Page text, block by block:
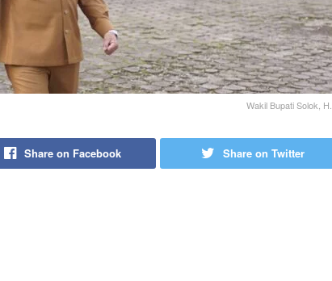
Wakil Bupati Solok,
Share on Facebook Share on Twitter